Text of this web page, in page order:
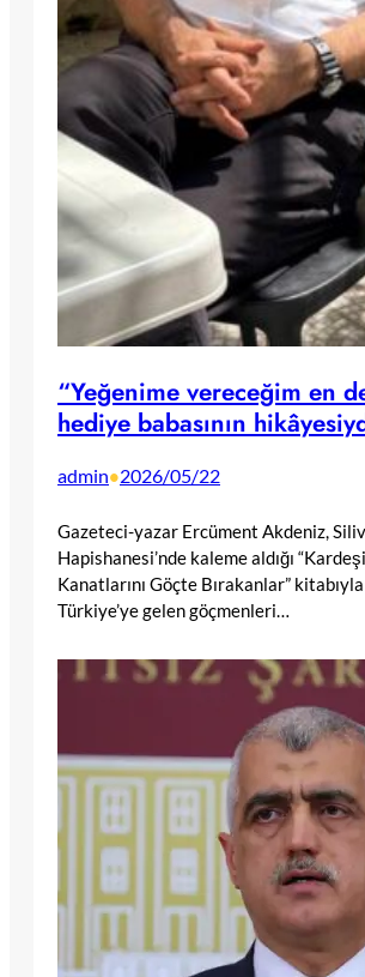
“Yeğenime vereceğim en
hediye babasının
admin•2026/05/22
Gazeteci-yazar Ercüment Akdeniz,
Hapishanesi’nde kaleme aldığı
Kanatlarını Göçte Bırakanlar”
Türkiye’ye gelen göçmenleri…